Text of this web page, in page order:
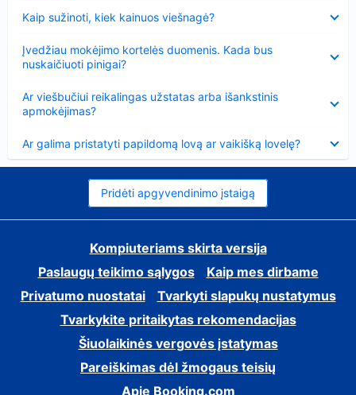
Kaip sužinoti, kiek kainuos viešnagė?
Įvedžiau mokėjimo kortelės duomenis. Kada bus
nuskaičiuoti pinigai?
Ar viešbučiui reikalingas užstatas arba išankstinis
apmokėjimas?
Ar galima pristatyti papildomą lovą ar vaikišką lovelę?
Pridėti apgyvendinimo įstaigą
Kompiuteriams skirta versija
Paslaugų teikimo sąlygos
Kaip mes dirbame
Privatumo nuostatai
Tvarkyti slapukų nustatymus
Tvarkykite pritaikytas rekomendacijas
Šiuolaikinės vergovės įstatymas
Pareiškimas dėl žmogaus teisių
Apie Booking.com